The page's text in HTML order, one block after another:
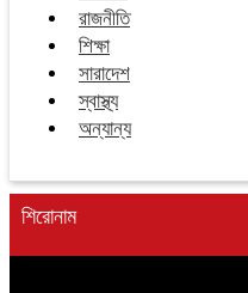
রাজনীতি
শিক্ষা
সারাদেশ
স্বাস্থ্য
অন্যান্য
শিরোনাম